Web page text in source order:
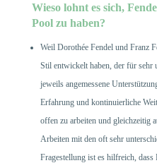
Wieso lohnt es sich,
Pool zu haben?
Weil Dorothée Fendel und Franz
Stil entwickelt haben, der für sehr
jeweils angemessene
Erfahrung und kontinuierliche
offen zu arbeiten und gleichzeitig
Arbeiten mit den oft sehr
Fragestellung ist es hilfreich,